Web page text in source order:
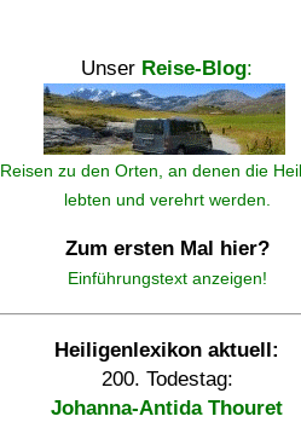
Unser Reise-Blog:
Reisen zu den Orten, an denen die
lebten und verehrt werden.
Zum ersten Mal hier?
Einführungstext anzeigen!
Heiligenlexikon aktuell:
200. Todestag:
Johanna-Antida Thouret